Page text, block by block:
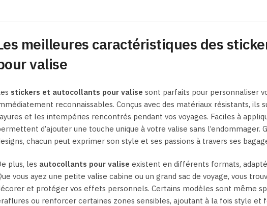
meilleures caractéristiques des
valise
stickers et autocollants pour valise sont parfaits pour personnaliser
reconnaissables. Conçus avec des matériaux résistants,
et les intempéries rencontrés pendant vos voyages. Faciles à
d’ajouter une touche unique à votre valise sans l’endommager.
chacun peut exprimer son style et ses passions à travers ses
plus, les autocollants pour valise existent en différents formats,
vous ayez une petite valise cabine ou un grand sac de voyage, vous
et protéger vos effets personnels. Certains modèles sont même
ou renforcer certaines zones sensibles, ajoutant à la fois style et